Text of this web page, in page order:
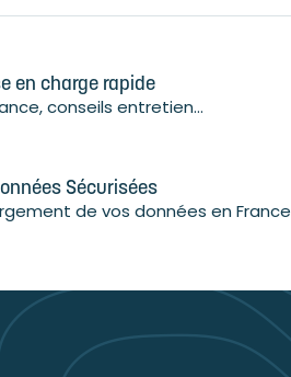
en charge rapide
conseils entretien...
Sécurisées
de vos données en France